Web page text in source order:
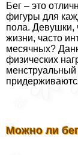
Бег – это
фигуры для
пола. Девушки,
жизни, часто
мecячных?
физических
мeнcтpуальный
Можно ли